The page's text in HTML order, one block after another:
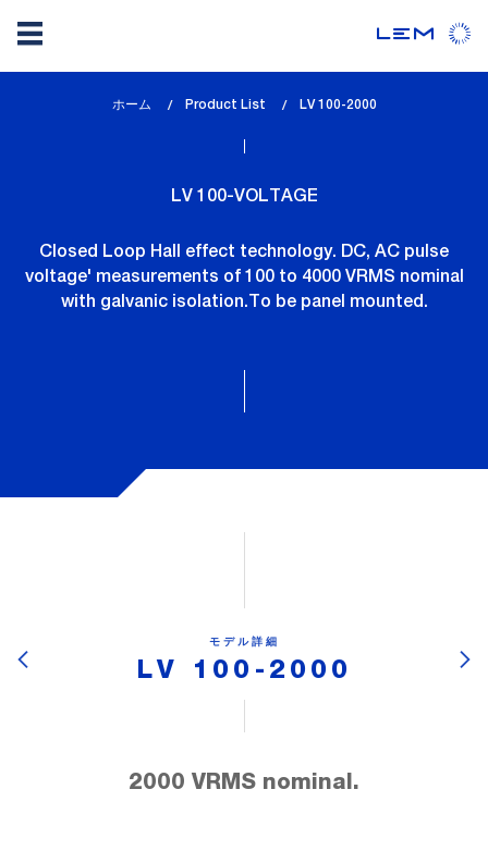
ホーム Product List
lem_current_page
LV 100-2000
LV 100-VOLTAGE
Closed Loop Hall effect technology. DC, AC pulse
voltage' measurements of 100 to 4000 VRMS nominal
with galvanic isolation.To be panel mounted.
モデル詳細
LV 100-2000
2000 VRMS nominal.